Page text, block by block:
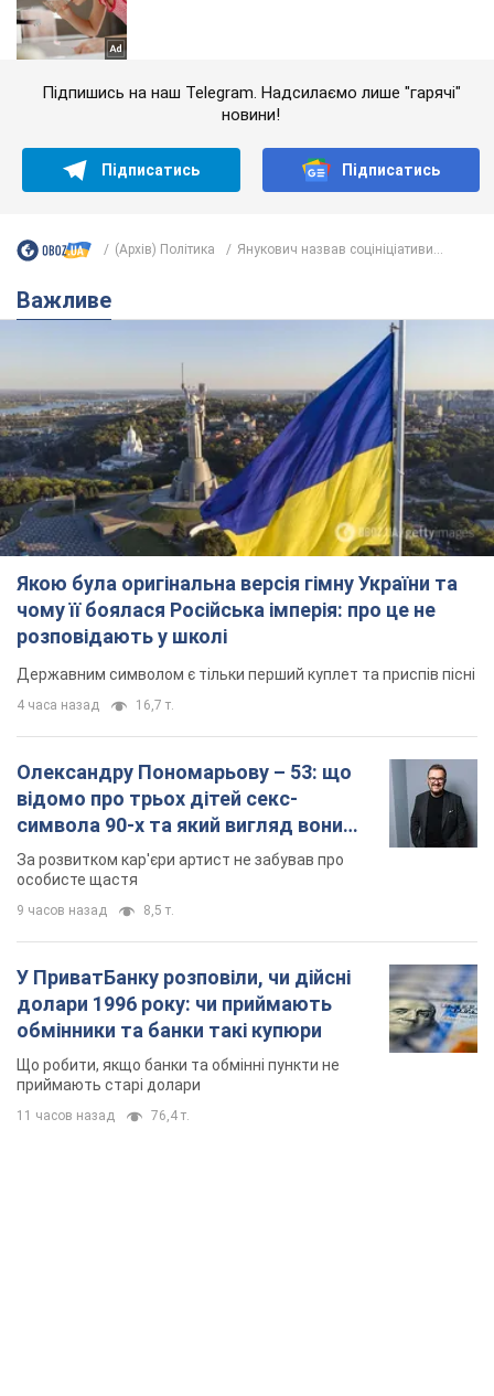
Підпишись на наш Telegram. Надсилаємо лише "гарячі"
новини!
Підписатись Підписатись
(Архів) Політика Янукович назвав соцініціативи...
Важливе
Якою була оригінальна версія гімну України та
чому її боялася Російська імперія: про це не
розповідають у школі
Державним символом є тільки перший куплет та приспів пісні
4 часа назад 16,7 т.
Олександру Пономарьову – 53: що
відомо про трьох дітей секс-
символа 90-х та який вигляд вони
мають
За розвитком кар'єри артист не забував про
особисте щастя
9 часов назад 8,5 т.
У ПриватБанку розповіли, чи дійсні
долари 1996 року: чи приймають
обмінники та банки такі купюри
Що робити, якщо банки та обмінні пункти не
приймають старі долари
11 часов назад 76,4 т.